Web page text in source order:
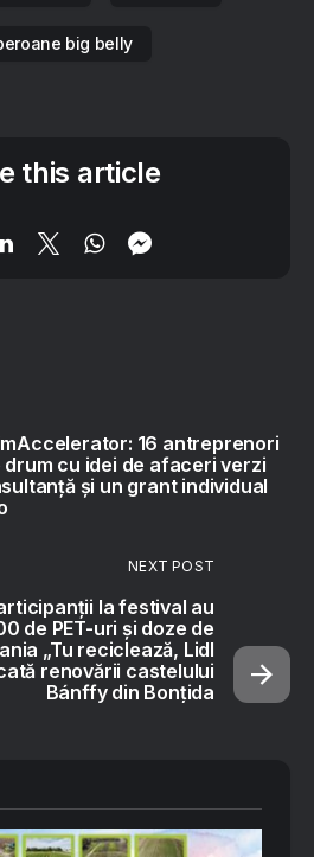
big belly
this article
16 antreprenori
drum cu idei de afaceri verzi
și un grant individual
NEXT POST
la festival au
de PET-uri și doze de
„Tu reciclează, Lidl
renovării castelului
Bánffy din Bonțida